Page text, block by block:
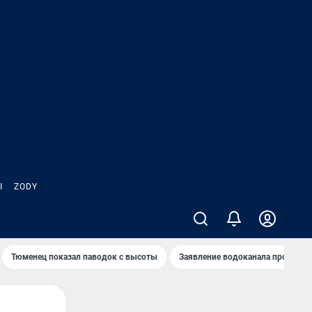
ZODY
Тюменец показал паводок с высоты Заявление водоканала про